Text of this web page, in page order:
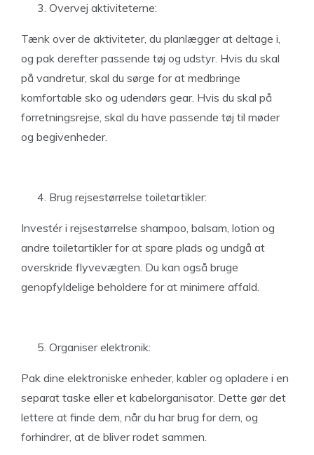
Overvej aktiviteterne:
Tænk over de aktiviteter, du planlægger at deltage i,
og pak derefter passende tøj og udstyr. Hvis du skal
på vandretur, skal du sørge for at medbringe
komfortable sko og udendørs gear. Hvis du skal på
forretningsrejse, skal du have passende tøj til møder
og begivenheder.
Brug rejsestørrelse toiletartikler:
Investér i rejsestørrelse shampoo, balsam, lotion og
andre toiletartikler for at spare plads og undgå at
overskride flyvevægten. Du kan også bruge
genopfyldelige beholdere for at minimere affald.
Organiser elektronik:
Pak dine elektroniske enheder, kabler og opladere i en
separat taske eller et kabelorganisator. Dette gør det
lettere at finde dem, når du har brug for dem, og
forhindrer, at de bliver rodet sammen.